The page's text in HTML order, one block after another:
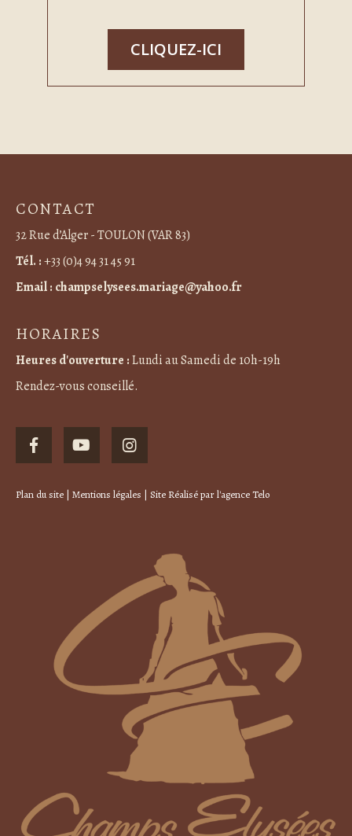
CLIQUEZ-ICI
CONTACT
32 Rue d’Alger - TOULON (VAR 83)
Tél. :+33 (0)4 94 31 45 91
Email : champselysees.mariage@yahoo.fr
HORAIRES
Heures d'ouverture :Lundi au Samedi de 10h-19h
Rendez-vous conseillé.
Plan du site | Mentions légales | Site Réalisé parl'agence Telo